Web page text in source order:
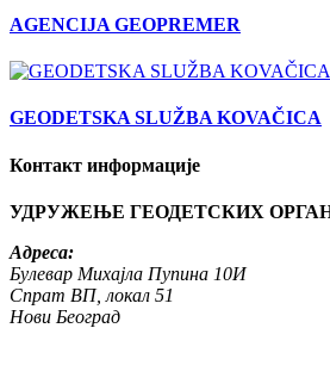
AGENCIJA GEOPREMER
GEODETSKA SLUŽBA KOVAČICA
Контакт информације
УДРУЖЕЊЕ ГЕОДЕТСКИХ
Адреса:
Булевар Михајла Пупина 10И
Спрат ВП, локал 51
Нови Београд